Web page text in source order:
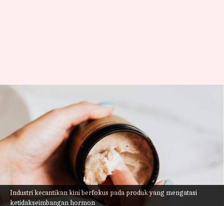
Industri kecantikan kini berfokus pada produk yang mengatasi
ketidakseimbangan hormon
Inovasi perawatan kulit yang
berfokus pada kesehatan
wanita di 2024
menulis Taufiq Al Jufri Jan 19, 2024 11:25 am
Apa ceritanya
Memasuki tahun yang baru, dunia perawatan